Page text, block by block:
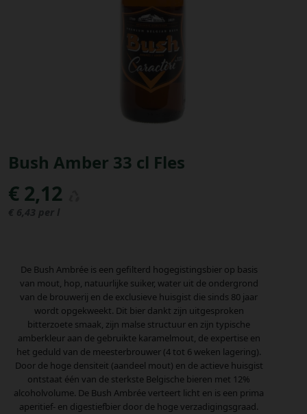
Bush Amber 33 cl Fles
€ 2,12
€ 6,43 per l
De Bush Ambrée is een gefilterd hogegistingsbier op basis
van mout, hop, natuurlijke suiker, water uit de ondergrond
van de brouwerij en de exclusieve huisgist die sinds 80 jaar
wordt opgekweekt. Dit bier dankt zijn uitgesproken
bitterzoete smaak, zijn malse structuur en zijn typische
amberkleur aan de gebruikte karamelmout, de expertise en
het geduld van de meesterbrouwer (4 tot 6 weken lagering).
Door de hoge densiteit (aandeel mout) en de actieve huisgist
ontstaat één van de sterkste Belgische bieren met 12%
alcoholvolume. De Bush Ambrée verteert licht en is een prima
aperitief- en digestiefbier door de hoge verzadigingsgraad.